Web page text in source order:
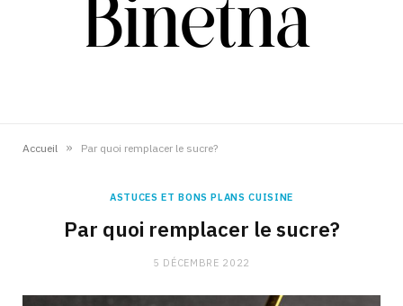
Accueil » Par quoi remplacer le sucre?
ASTUCES ET BONS PLANS CUISINE
Par quoi remplacer le sucre?
5 DÉCEMBRE 2022